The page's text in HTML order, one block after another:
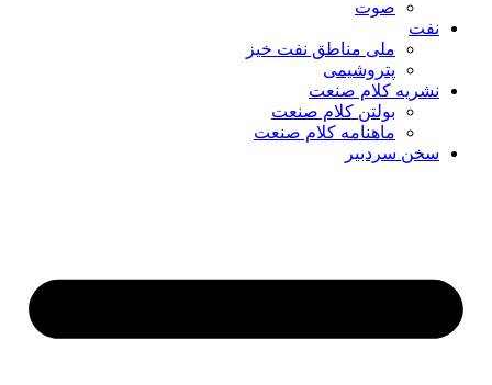
صوت
نفت
ملی مناطق نفت خیز
پتروشیمی
نشریه کلام صنعت
بولتن کلام صنعت
ماهنامه کلام صنعت
سخن سردبیر